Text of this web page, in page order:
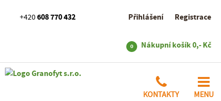
+420608 770 432 Registrace
Přihlášení
Nákupní košík0,- Kč
0
MENU
KONTAKTY